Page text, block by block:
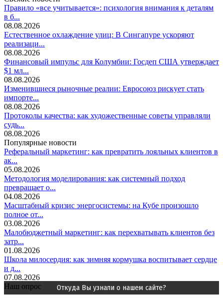
Правило «все учитывается»: психология внимания к деталям
в б...
08.08.2026
Естественное охлаждение улиц: В Сингапуре ускоряют
реализаци...
08.08.2026
Финансовый импульс для Колумбии: Госдеп США утверждает
$1 мл...
08.08.2026
Изменившиеся рыночные реалии: Евросоюз рискует стать
импорте...
08.08.2026
Протоколы качества: как художественные советы управляли
судь...
08.08.2026
Популярные новости
Реферальный маркетинг: как превратить лояльных клиентов в
ак...
05.08.2026
Методология моделирования: как системный подход
превращает о...
04.08.2026
Масштабный кризис энергосистемы: на Кубе произошло
полное от...
03.08.2026
Малобюджетный маркетинг: как перехватывать клиентов без
затр...
01.08.2026
Школа милосердия: как зимняя кормушка воспитывает сердце
и д...
07.08.2026
Наш опрос
Откуда Вы узнали о нашем сайте?